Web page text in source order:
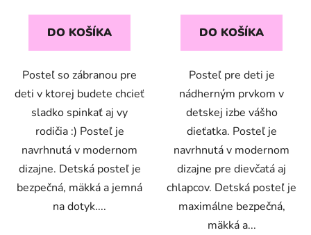
DO KOŠÍKA
Posteľ so zábranou pre
deti v ktorej budete chcieť
sladko spinkať aj vy
rodičia :) Posteľ je
navrhnutá v modernom
dizajne. Detská posteľ je
bezpečná, mäkká a jemná
na dotyk....
DO KOŠÍKA
Posteľ pre deti je
nádherným prvkom v
detskej izbe vášho
dieťatka. Posteľ je
navrhnutá v modernom
dizajne pre dievčatá aj
chlapcov. Detská posteľ je
maximálne bezpečná,
mäkká a...